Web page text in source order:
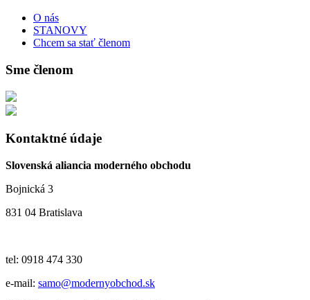
O nás
STANOVY
Chcem sa stať členom
Sme členom
Kontaktné údaje
Slovenská aliancia moderného obchodu
Bojnická 3
831 04 Bratislava
tel: 0918 474 330
e-mail: samo@modernyobchod.sk